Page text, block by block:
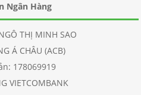
Ngân Hàng
THỊ MINH SAO
Á CHÂU (ACB)
178069919
VIETCOMBANK